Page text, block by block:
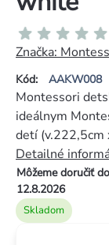
Kód: AAKW008
Priemerné
hodnotenie
produktu
je
0,0
5
hviezdičiek.
Značka:
Skladom
Môžeme doručiť
12.8.2026
Montessori
ideálnym
detí (v.222,5cm
Detailné